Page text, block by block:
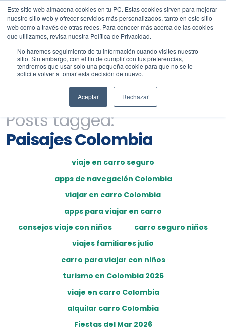
Este sitio web almacena cookies en tu PC. Estas cookies sirven para mejorar
nuestro sitio web y ofrecer servicios más personalizados, tanto en este sitio
web como a través de otras redes. Para conocer más acerca de las cookies
que utilizamos, revisa nuestra Política de Privacidad.
No haremos seguimiento de tu información cuando visites nuestro
sitio. Sin embargo, con el fin de cumplir con tus preferencias,
tendremos que usar solo una pequeña cookie para que no se te
solicite volver a tomar esta decisión de nuevo.
Aceptar Rechazar
Posts tagged:
Paisajes Colombia
viaje en carro seguro
apps de navegación Colombia
viajar en carro Colombia
apps para viajar en carro
consejos viaje con niños
carro seguro niños
viajes familiares julio
carro para viajar con niños
turismo en Colombia 2026
viaje en carro Colombia
alquilar carro Colombia
Fiestas del Mar 2026